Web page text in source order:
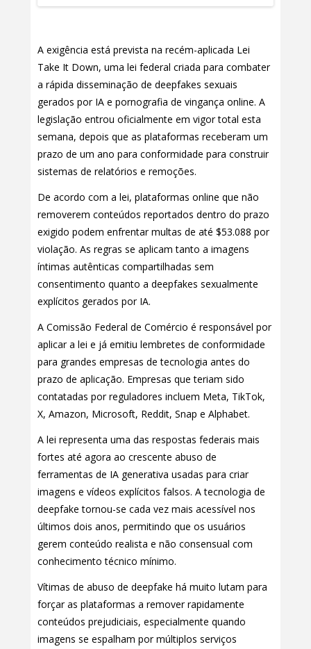
A exigência está prevista na recém-aplicada Lei
Take It Down, uma lei federal criada para combater
a rápida disseminação de deepfakes sexuais
gerados por IA e pornografia de vingança online. A
legislação entrou oficialmente em vigor total esta
semana, depois que as plataformas receberam um
prazo de um ano para conformidade para construir
sistemas de relatórios e remoções.
De acordo com a lei, plataformas online que não
removerem conteúdos reportados dentro do prazo
exigido podem enfrentar multas de até $53.088 por
violação. As regras se aplicam tanto a imagens
íntimas autênticas compartilhadas sem
consentimento quanto a deepfakes sexualmente
explícitos gerados por IA.
A Comissão Federal de Comércio é responsável por
aplicar a lei e já emitiu lembretes de conformidade
para grandes empresas de tecnologia antes do
prazo de aplicação. Empresas que teriam sido
contatadas por reguladores incluem Meta, TikTok,
X, Amazon, Microsoft, Reddit, Snap e Alphabet.
A lei representa uma das respostas federais mais
fortes até agora ao crescente abuso de
ferramentas de IA generativa usadas para criar
imagens e vídeos explícitos falsos. A tecnologia de
deepfake tornou-se cada vez mais acessível nos
últimos dois anos, permitindo que os usuários
gerem conteúdo realista e não consensual com
conhecimento técnico mínimo.
Vítimas de abuso de deepfake há muito lutam para
forçar as plataformas a remover rapidamente
conteúdos prejudiciais, especialmente quando
imagens se espalham por múltiplos serviços